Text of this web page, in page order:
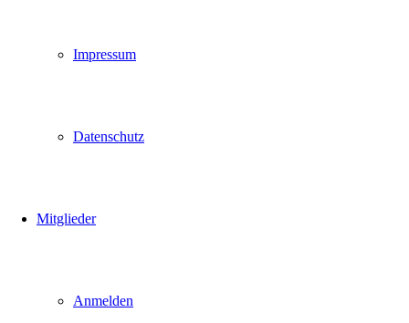
Impressum
Datenschutz
Mitglieder
Anmelden